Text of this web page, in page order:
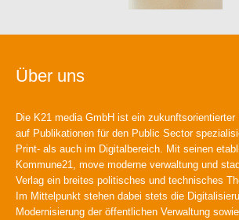
Über uns
Die K21 media GmbH ist ein
auf Publikationen für den Public Sector
Print- als auch im Digitalbereich. Mit seinen
Kommune21, move moderne verwaltung und
Verlag ein breites politisches und technisches
Im Mittelpunkt stehen dabei stets die
Modernisierung der öffentlichen Verwaltung